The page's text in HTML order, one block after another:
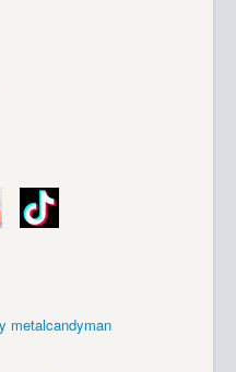
metalcandyman